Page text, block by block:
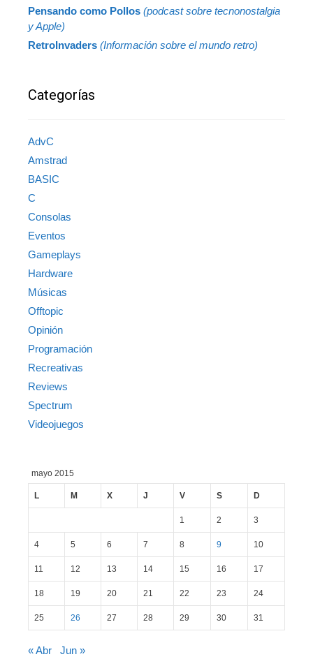
Pensando como Pollos (podcast sobre tecnonostalgia
y Apple)
RetroInvaders (Información sobre el mundo retro)
Categorías
AdvC
Amstrad
BASIC
C
Consolas
Eventos
Gameplays
Hardware
Músicas
Offtopic
Opinión
Programación
Recreativas
Reviews
Spectrum
Videojuegos
mayo 2015
L M X J V S D
1 2 3
4 5 6 7 8 9 10
11 12 13 14 15 16 17
18 19 20 21 22 23 24
25 26 27 28 29 30 31
« Abr Jun »